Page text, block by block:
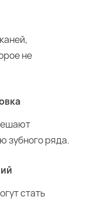
не
зубного ряда.
стать